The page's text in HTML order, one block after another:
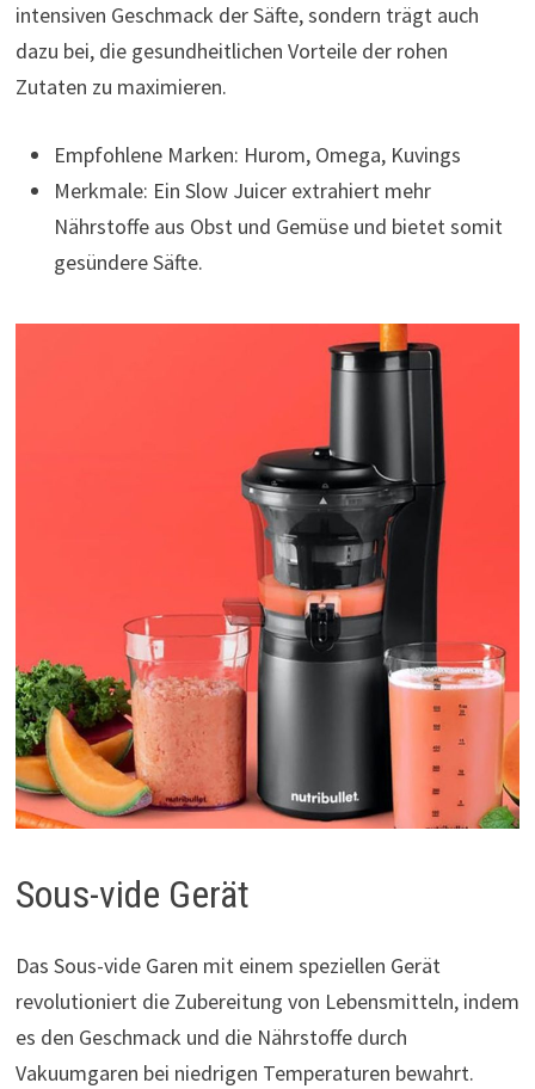
intensiven Geschmack der Säfte, sondern trägt auch
dazu bei, die gesundheitlichen Vorteile der rohen
Zutaten zu maximieren.
Empfohlene Marken: Hurom, Omega, Kuvings
Merkmale: Ein Slow Juicer extrahiert mehr
Nährstoffe aus Obst und Gemüse und bietet somit
gesündere Säfte.
Sous-vide Gerät
Das Sous-vide Garen mit einem speziellen Gerät
revolutioniert die Zubereitung von Lebensmitteln, indem
es den Geschmack und die Nährstoffe durch
Vakuumgaren bei niedrigen Temperaturen bewahrt.